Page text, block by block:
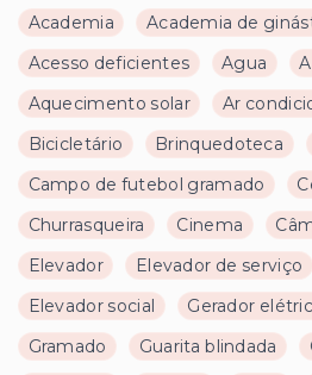
Academia
Academia de
Acesso deficientes
Agua
Aquecimento solar
Ar
Bicicletário
Brinquedoteca
Campo de futebol gramado
Churrasqueira
Cinema
Elevador
Elevador de serviço
Elevador social
Gerador
Gramado
Guarita blindada